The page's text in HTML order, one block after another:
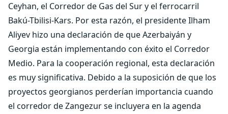
Ceyhan, el Corredor de Gas del Sur y el ferrocarril
Bakú-Tbilisi-Kars. Por esta razón, el presidente Ilham
Aliyev hizo una declaración de que Azerbaiyán y
Georgia están implementando con éxito el Corredor
Medio. Para la cooperación regional, esta declaración
es muy significativa. Debido a la suposición de que los
proyectos georgianos perderían importancia cuando
el corredor de Zangezur se incluyera en la agenda